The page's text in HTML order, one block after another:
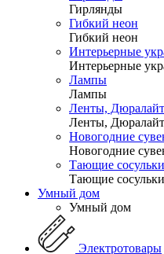
Гирлянды
Гибкий неон
Гибкий неон
Интерьерные
Интерьерные
Лампы
Лампы
Ленты, Дюралайт
Ленты, Дюралайт
Новогодние
Новогодние
Тающие сосульки
Тающие сосульки
Умный дом
Умный дом
Электротовары